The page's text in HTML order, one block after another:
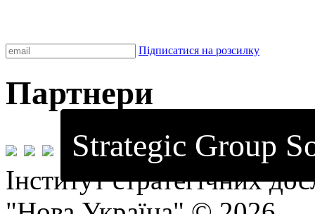
Підписатися на розсилку
Партнери
Strategic Group
Інститут стратегічних